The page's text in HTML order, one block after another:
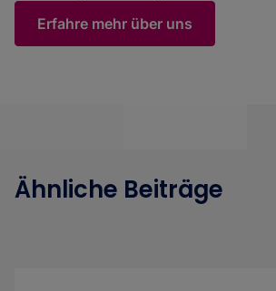
Erfahre mehr über uns
Ähnliche Beiträge